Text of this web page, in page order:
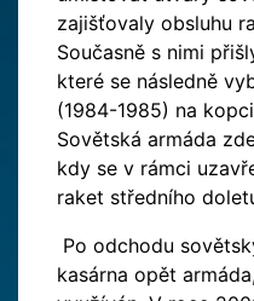
zajišťovaly obsluhu
Současně s nimi
které se následně
(1984-1985) na
Sovětská armáda
kdy se v rámci
raket středního
Po odchodu
kasárna opět